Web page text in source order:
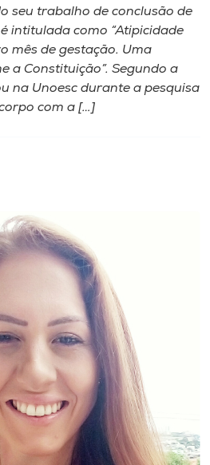
seu trabalho de conclusão de
intitulada como “Atipicidade
mês de gestação. Uma
a Constituição”. Segundo a
na Unoesc durante a pesquisa
com a […]